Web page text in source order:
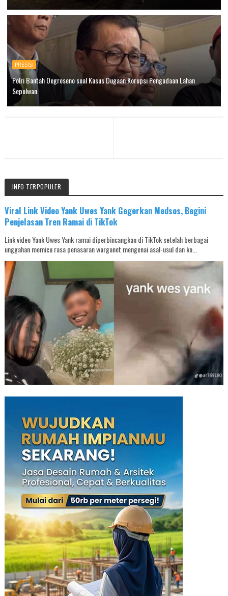
PRESISI
Polri Bantah Oegroseno soal Kasus Dugaan Korupsi Pengadaan Lahan
Sepolwan
INFO TERPOPULER
Viral Link Video Yank Uwes Yank Gegerkan Medsos, Begini
Penjelasan Tren Ramai di TikTok
Link video Yank Uwes Yank ramai diperbincangkan di TikTok setelah berbagai
unggahan memicu rasa penasaran warganet mengenai asal-usul dan ko...